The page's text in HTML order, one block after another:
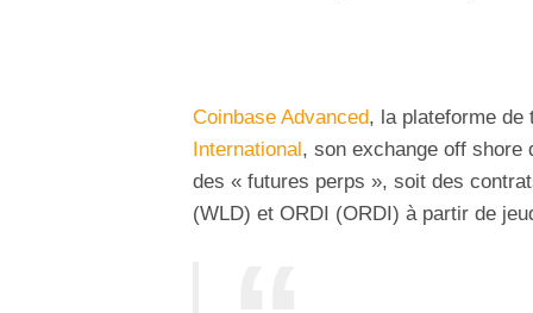
Coinbase Advanced, la plateforme
International, son exchange off
des « futures perps », soit des
(WLD) et ORDI (ORDI) à partir de